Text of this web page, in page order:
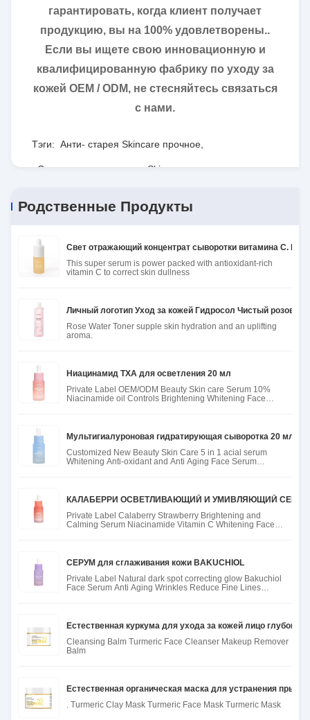
гарантировать, когда клиент получает
продукцию, вы на 100% удовлетворены..
Если вы ищете свою инновационную и
квалифицированную фабрику по уходу за
кожей OEM / ODM, не стесняйтесь связаться
с нами.
Тэги: Анти- старея Skincare прочное
Сияя анти- вызревание Skincare,
Родственные Продукты
Свет отражающий концентрат сыворотки витамина С.
This super serum is power packed with antioxidant-rich
vitamin C to correct skin dullness
Личный логотип Уход за кожей Гидросол Чистый розовый
Rose Water Toner supple skin hydration and an uplifting
aroma.
Ниацинамид TXA для осветления 20 мл
Private Label OEM/ODM Beauty Skin care Serum 10%
Niacinamide oil Controls Brightening Whitening Face
Мультигиалуроновая гидратирующая сыворотка 20 мл
Customized New Beauty Skin Care 5 in 1 acial serum
Whitening Anti-oxidant and Anti Aging Face Serum
КАЛАБЕРРИ ОСВЕТЛИВАЮЩИЙ И УМИВЛЯЮЩИЙ СЕРУМ
Private Label Calaberry Strawberry Brightening and
Calming Serum Niacinamide Vitamin C Whitening Face
СЕРУМ для сглаживания кожи BAKUCHIOL
Private Label Natural dark spot correcting glow Bakuchiol
Face Serum Anti Aging Wrinkles Reduce Fine Lines
Естественная куркума для ухода за кожей лицо
Cleansing Balm Turmeric Face Cleanser Makeup Remover
Balm
Естественная органическая маска для устранения
. Turmeric Clay Mask Turmeric Face Mask Turmeric Mask